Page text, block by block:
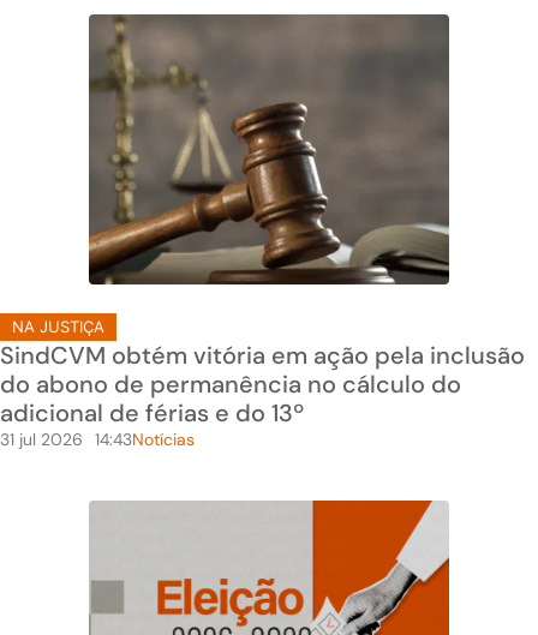
NA JUSTIÇA
SindCVM obtém vitória em ação pela inclusão
do abono de permanência no cálculo do
adicional de férias e do 13º
31 jul 2026 14:43Notícias